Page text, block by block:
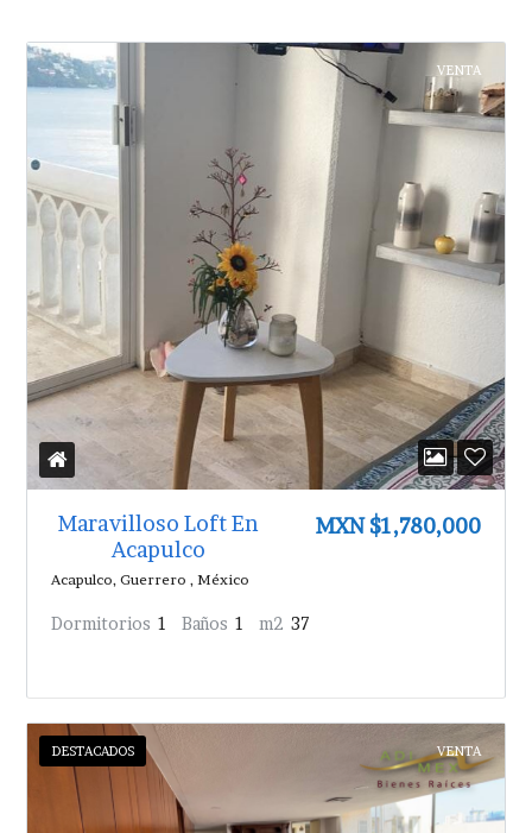
VENTA
Maravilloso Loft En
Acapulco
Acapulco, Guerrero , México
MXN $1,780,000
Dormitorios 1 Baños 1 m2 37
DESTACADOS VENTA